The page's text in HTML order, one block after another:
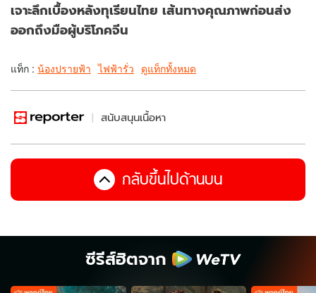
เจาะลึกเบื้องหลังทุเรียนไทย เส้นทางคุณภาพก่อนส่ง
ออกถึงมือผู้บริโภคจีน
แท็ก : น้องปรายฟ้า ไฟฟ้ารั่ว ดูแท็กทั้งหมด
สนับสนุนเนื้อหา
กลับขึ้นไปด้านบน
ซีรีส์ฮิตจาก